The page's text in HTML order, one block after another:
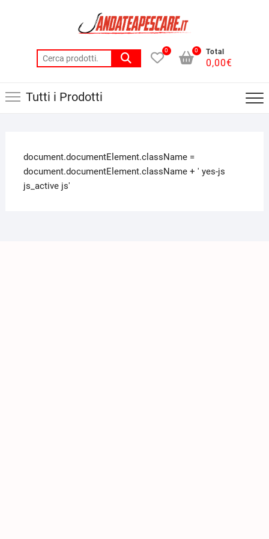
0 Total
0,00€
0
Tutti i Prodotti
document.documentElement.className =
document.documentElement.className + ' yes-js
js_active js'